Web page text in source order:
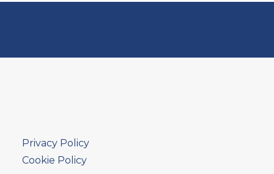
Privacy Policy
Cookie Policy